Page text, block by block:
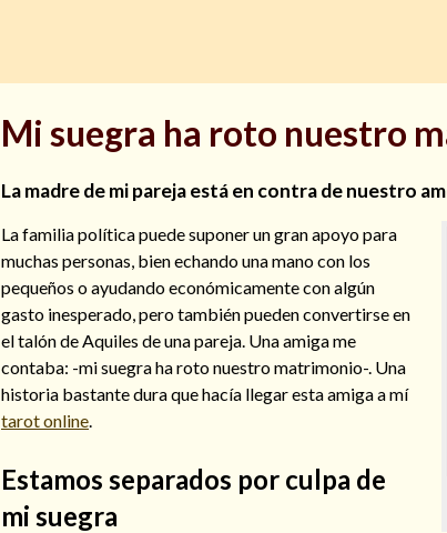
Mi suegra ha roto nuestro
La madre de mi pareja está en contra de nuestro
La familia política puede suponer un gran apoyo para
muchas personas, bien echando una mano con los
pequeños o ayudando económicamente con algún
gasto inesperado, pero también pueden convertirse en
el talón de Aquiles de una pareja. Una amiga me
contaba: -mi suegra ha roto nuestro matrimonio-. Una
historia bastante dura que hacía llegar esta amiga a mí
tarot online
Estamos separados por culpa de
mi suegra